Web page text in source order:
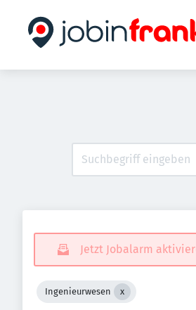
Jetzt Jobalarm
Ingenieurwesen